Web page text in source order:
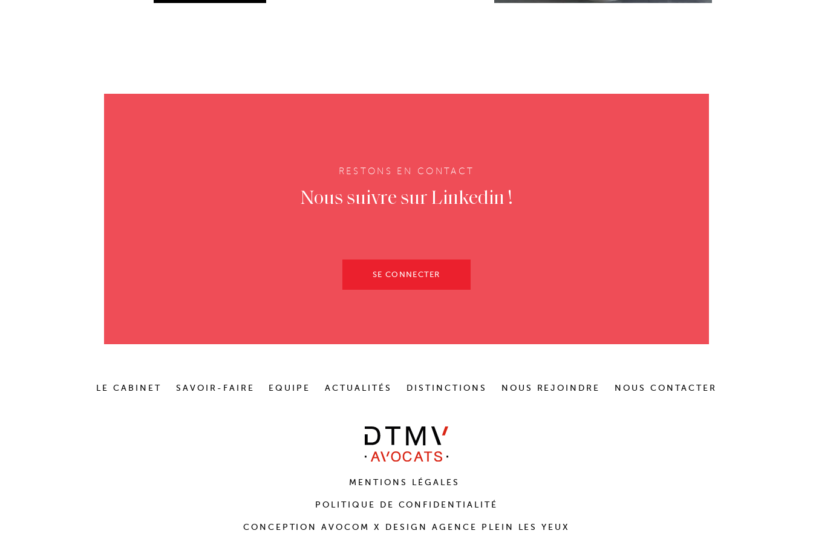
RESTONS EN CONTACT
Nous suivre sur Linkedin !
SE CONNECTER
LE CABINET SAVOIR-FAIRE EQUIPE ACTUALITÉS DISTINCTIONS NOUS REJOINDRE NOUS CONTACTER
MENTIONS LÉGALES
POLITIQUE DE CONFIDENTIALITÉ
CONCEPTIONAVOCOM X DESIGN AGENCE PLEIN LES YEUX